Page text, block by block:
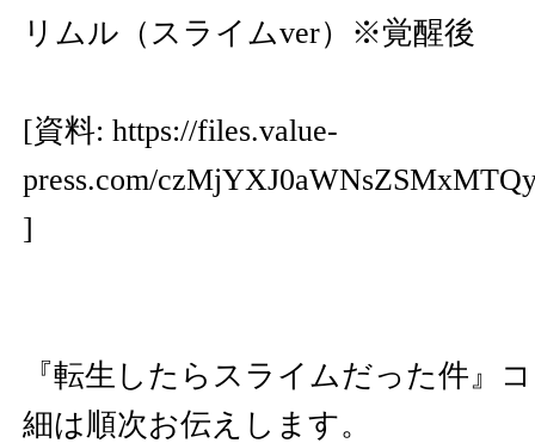
リムル（スライムver）※覚醒後
[資料: https://files.value-
press.com/
]
『転生したらスライムだった件』
細は順次お伝えします。